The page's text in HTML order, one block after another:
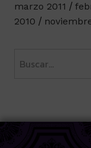
marzo 2011
2010